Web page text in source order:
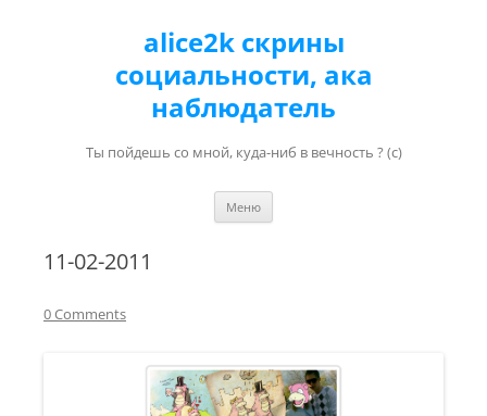
alice2k скрины
социальности, ака
наблюдатель
Ты пойдешь со мной, куда-ниб в вечность ? (с)
Меню
11-02-2011
0 Comments